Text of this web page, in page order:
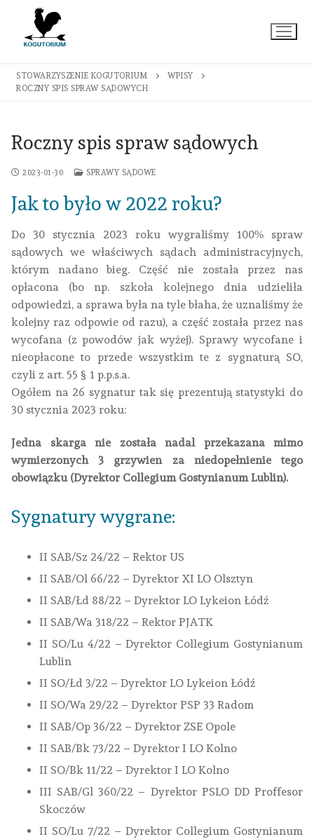
Przejdź
treści
STOWARZYSZENIE KOGUTORIUM
WPISY
ROCZNY SPIS SPRAW SĄDOWYCH
Roczny spis spraw sądowych
2023-01-30 SPRAWY SĄDOWE
Jak to było w 2022 roku?
Do 30 stycznia 2023 roku wygraliśmy 100% spraw
sądowych we właściwych sądach administracyjnych,
którym nadano bieg. Część nie została przez nas
opłacona (bo np. szkoła kolejnego dnia udzieliła
odpowiedzi, a sprawa była na tyle błaha, że uznaliśmy że
kolejny raz odpowie od razu), a część została przez nas
wycofana (z powodów jak wyżej). Sprawy wycofane i
nieopłacone to przede wszystkim te z sygnaturą SO,
czyli z art. 55 § 1 p.p.s.a.
Ogółem na 26 sygnatur tak się prezentują statystyki do
30 stycznia 2023 roku:
Jedna skarga nie została nadal przekazana mimo
wymierzonych 3 grzywien za niedopełnienie tego
obowiązku (Dyrektor Collegium Gostynianum Lublin).
Sygnatury wygrane:
II SAB/Sz 24/22 – Rektor US
II SAB/Ol 66/22 – Dyrektor XI LO Olsztyn
II SAB/Łd 88/22 – Dyrektor LO Lykeion Łódź
II SAB/Wa 318/22 – Rektor PJATK
II SO/Lu 4/22 – Dyrektor Collegium Gostynianum
Lublin
II SO/Łd 3/22 – Dyrektor LO Lykeion Łódź
II SO/Wa 29/22 – Dyrektor PSP 33 Radom
II SAB/Op 36/22 – Dyrektor ZSE Opole
II SAB/Bk 73/22 – Dyrektor I LO Kolno
II SO/Bk 11/22 – Dyrektor I LO Kolno
III SAB/Gl 360/22 – Dyrektor PSLO DD Proffesor
Skoczów
II SO/Lu 7/22 – Dyrektor Collegium Gostynianum